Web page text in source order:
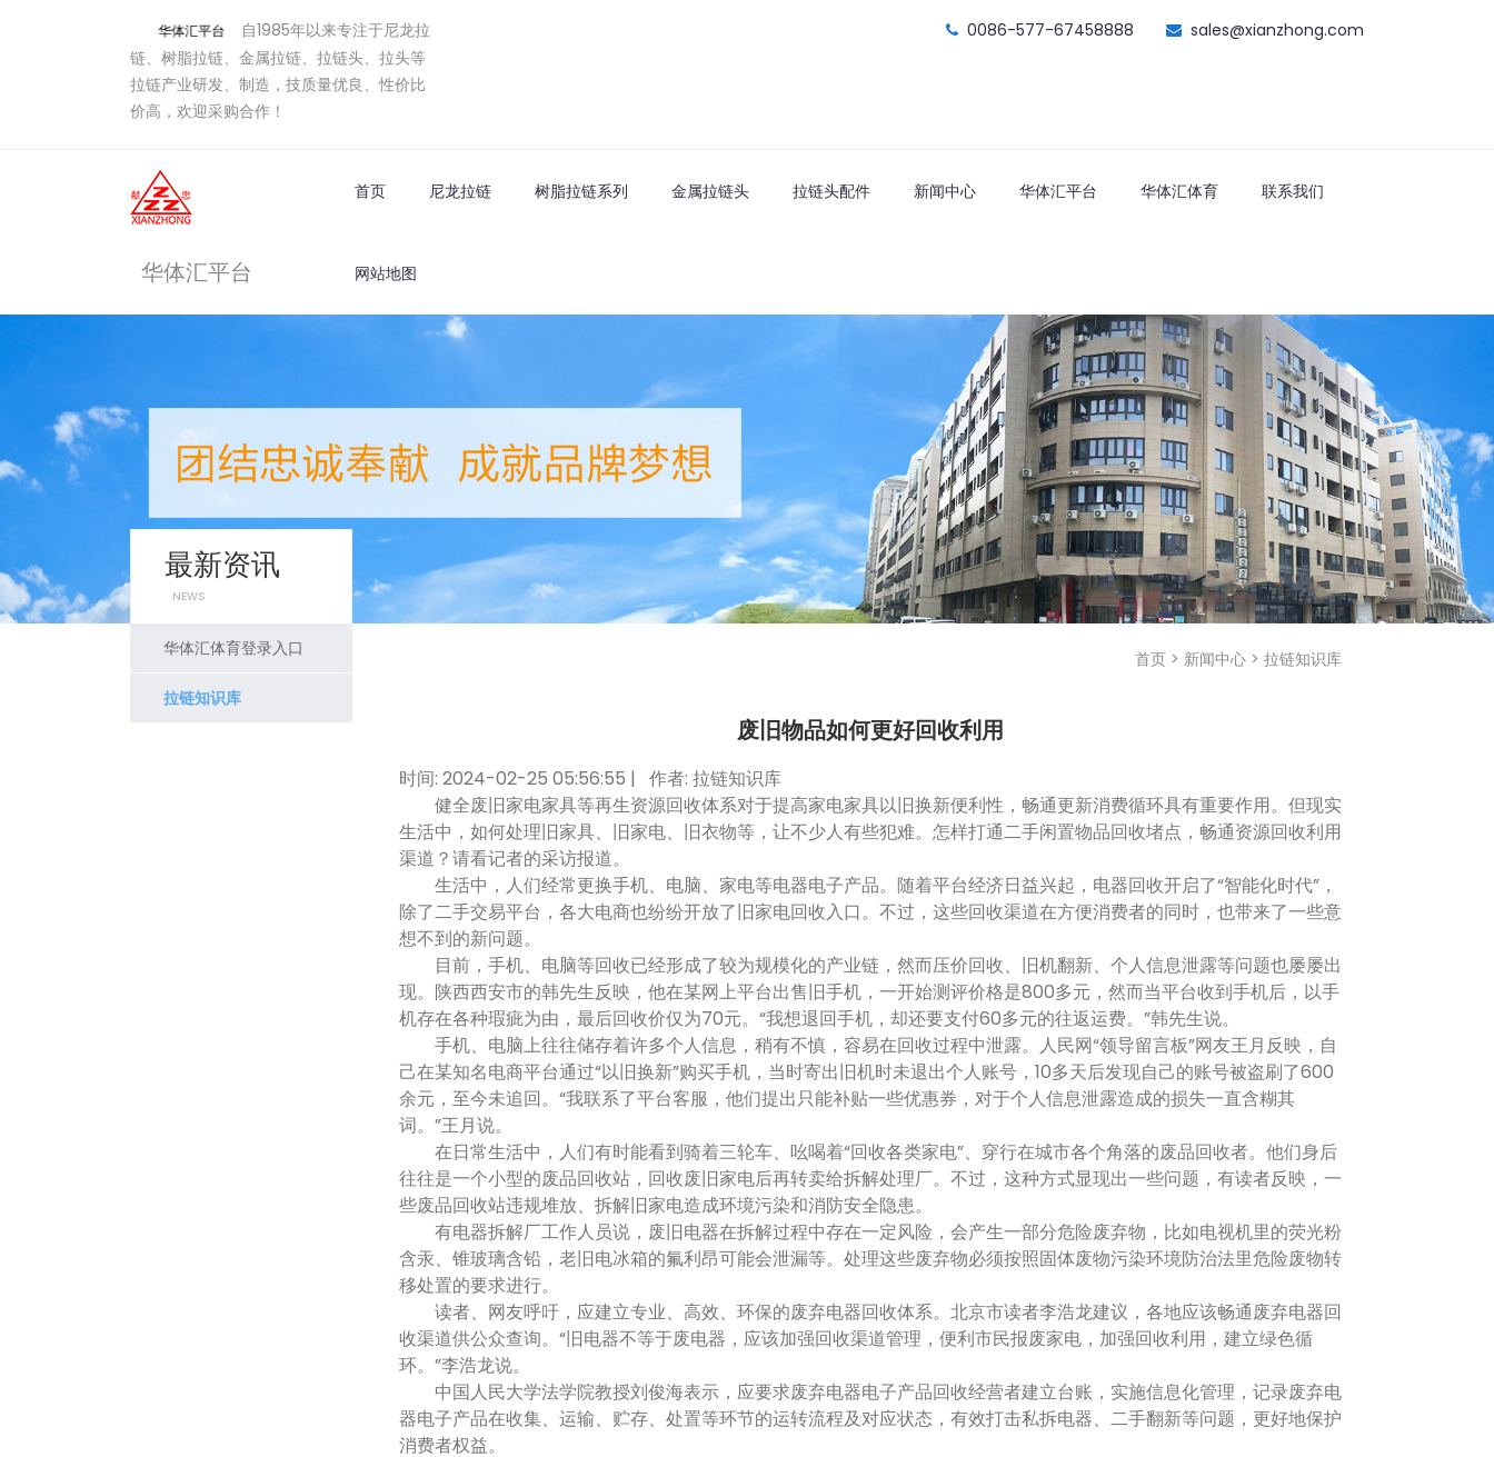
华体汇平台
自1985年以来专注于尼龙拉
链、树脂拉链、金属拉链、拉链头、拉头等
拉链产业研发、制造，技质量优良、性价比
价高，欢迎采购合作！
0086-577-67458888 sales@xianzhong.com
华体汇平台
首页 尼龙拉链 树脂拉链系列 金属拉链头 拉链头配件 新闻中心 华体汇平台 华体汇体育 联系我们
网站地图
最新资讯
NEWS
华体汇体育登录入口
拉链知识库
首页 > 新闻中心 > 拉链知识库
废旧物品如何更好回收利用
时间: 2024-02-25 05:56:55 | 作者: 拉链知识库
健全废旧家电家具等再生资源回收体系对于提高家电家具以旧换新便利性，畅通更新消费循环具有重要作用。但现实
生活中，如何处理旧家具、旧家电、旧衣物等，让不少人有些犯难。怎样打通二手闲置物品回收堵点，畅通资源回收利用
渠道？请看记者的采访报道。
生活中，人们经常更换手机、电脑、家电等电器电子产品。随着平台经济日益兴起，电器回收开启了“智能化时代”，
除了二手交易平台，各大电商也纷纷开放了旧家电回收入口。不过，这些回收渠道在方便消费者的同时，也带来了一些意
想不到的新问题。
目前，手机、电脑等回收已经形成了较为规模化的产业链，然而压价回收、旧机翻新、个人信息泄露等问题也屡屡出
现。陕西西安市的韩先生反映，他在某网上平台出售旧手机，一开始测评价格是800多元，然而当平台收到手机后，以手
机存在各种瑕疵为由，最后回收价仅为70元。“我想退回手机，却还要支付60多元的往返运费。”韩先生说。
手机、电脑上往往储存着许多个人信息，稍有不慎，容易在回收过程中泄露。人民网“领导留言板”网友王月反映，自
己在某知名电商平台通过“以旧换新”购买手机，当时寄出旧机时未退出个人账号，10多天后发现自己的账号被盗刷了600
余元，至今未追回。“我联系了平台客服，他们提出只能补贴一些优惠券，对于个人信息泄露造成的损失一直含糊其
词。”王月说。
在日常生活中，人们有时能看到骑着三轮车、吆喝着“回收各类家电”、穿行在城市各个角落的废品回收者。他们身后
往往是一个小型的废品回收站，回收废旧家电后再转卖给拆解处理厂。不过，这种方式显现出一些问题，有读者反映，一
些废品回收站违规堆放、拆解旧家电造成环境污染和消防安全隐患。
有电器拆解厂工作人员说，废旧电器在拆解过程中存在一定风险，会产生一部分危险废弃物，比如电视机里的荧光粉
含汞、锥玻璃含铅，老旧电冰箱的氟利昂可能会泄漏等。处理这些废弃物必须按照固体废物污染环境防治法里危险废物转
移处置的要求进行。
读者、网友呼吁，应建立专业、高效、环保的废弃电器回收体系。北京市读者李浩龙建议，各地应该畅通废弃电器回
收渠道供公众查询。“旧电器不等于废电器，应该加强回收渠道管理，便利市民报废家电，加强回收利用，建立绿色循
环。”李浩龙说。
中国人民大学法学院教授刘俊海表示，应要求废弃电器电子产品回收经营者建立台账，实施信息化管理，记录废弃电
器电子产品在收集、运输、贮存、处置等环节的运转流程及对应状态，有效打击私拆电器、二手翻新等问题，更好地保护
消费者权益。